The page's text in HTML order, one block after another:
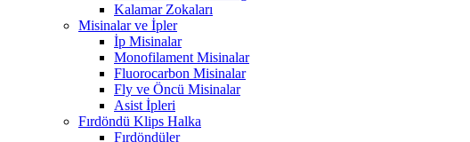
Kalamar Zokaları
Misinalar ve İpler
İp Misinalar
Monofilament Misinalar
Fluorocarbon Misinalar
Fly ve Öncü Misinalar
Asist İpleri
Fırdöndü Klips Halka
Fırdöndüler